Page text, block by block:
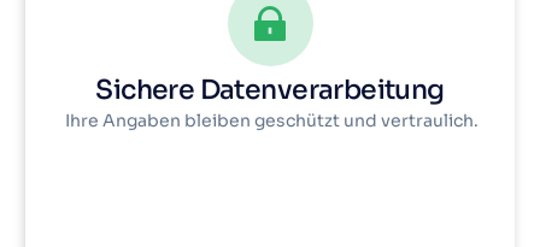
Sichere Datenverarbeitung
Ihre Angaben bleiben geschützt und vertraulich.